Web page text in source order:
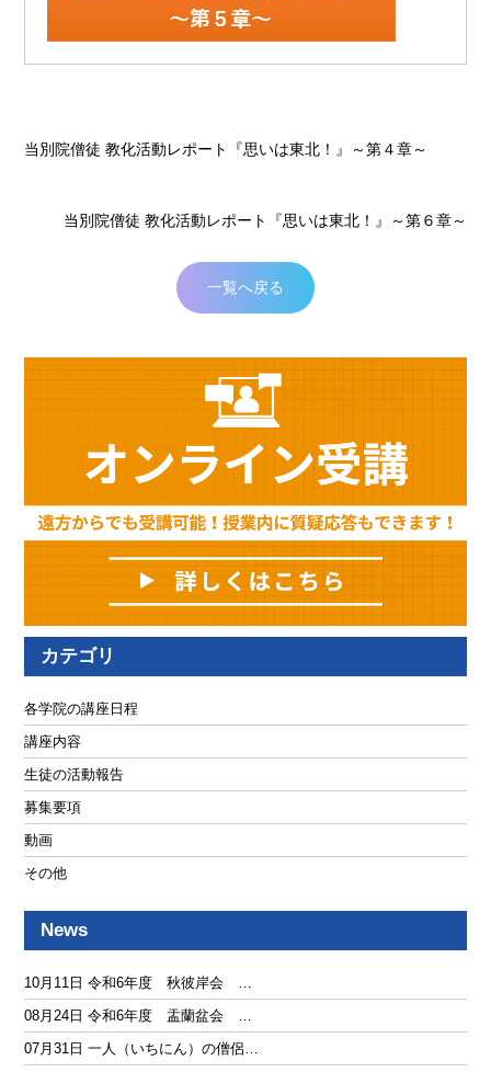
当別院僧徒 教化活動レポート『思いは東北！』～第４章～
当別院僧徒 教化活動レポート『思いは東北！』～第６章～
一覧へ戻る
カテゴリ
各学院の講座日程
講座内容
生徒の活動報告
募集要項
動画
その他
News
10月11日 令和6年度 秋彼岸会 …
08月24日 令和6年度 盂蘭盆会 …
07月31日 一人（いちにん）の僧侶…